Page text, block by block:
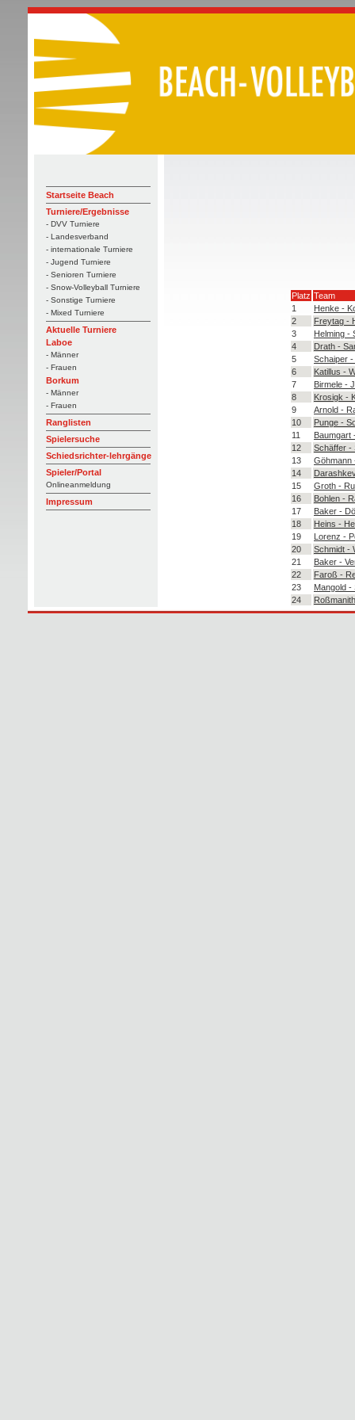
Startseite Beach
Turniere/Ergebnisse
- DVV Turniere
- Landesverband
- internationale Turniere
- Jugend Turniere
- Senioren Turniere
- Snow-Volleyball Turniere
- Sonstige Turniere
- Mixed Turniere
Aktuelle Turniere
Laboe
- Männer
- Frauen
Borkum
- Männer
- Frauen
Ranglisten
Spielersuche
Schiedsrichter-lehrgänge
Spieler/Portal
Onlineanmeldung
Impressum
Platz Team
1
Henke -
2
Freytag -
3
Helming -
4
Drath -
5
Schaiper
6
Katillus -
7
Birmele -
8
Krosigk -
9
Arnold -
10
Punge -
11
Baumgart
12
Schäffer -
13
Göhmann
14
15
Groth -
16
Bohlen -
17
Baker -
18
Heins -
19
Lorenz -
20
Schmidt -
21
Baker -
22
Faroß -
23
Mangold -
24